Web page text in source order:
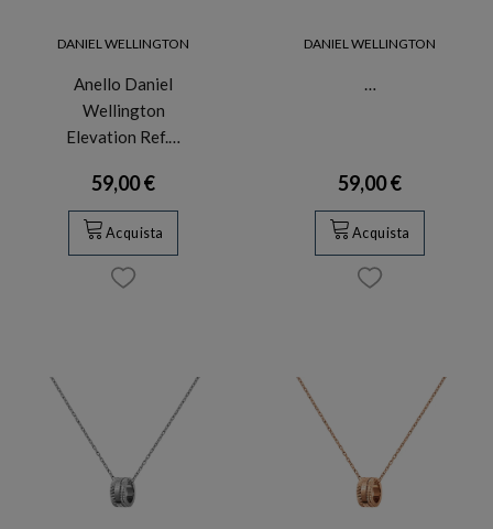
DANIEL WELLINGTON
Anello Daniel
Wellington
Elevation Ref.…
59,00 €
Acquista
DANIEL WELLINGTON
…
59,00 €
Acquista